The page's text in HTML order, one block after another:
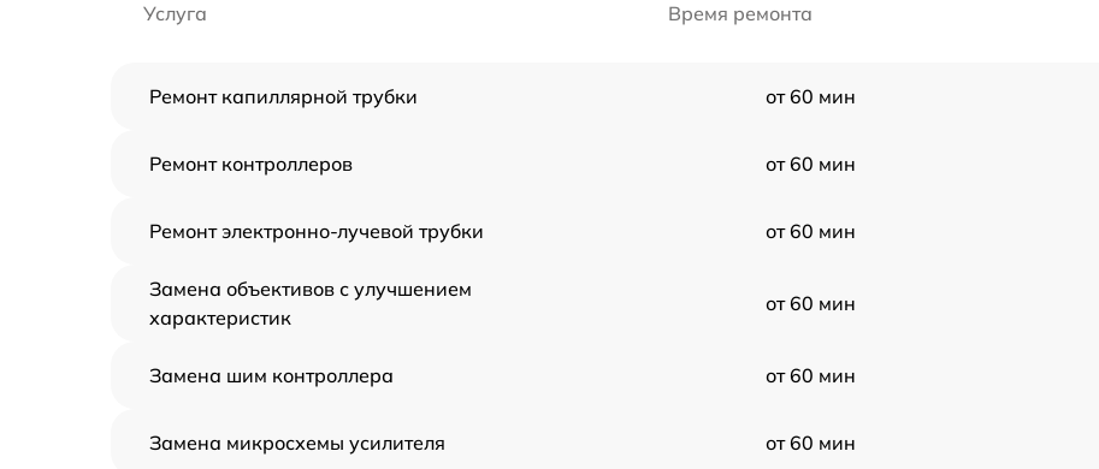
Услуга Время ремонта
Ремонт капиллярной трубки от 60 мин
Ремонт контроллеров от 60 мин
Ремонт электронно-лучевой трубки от 60 мин
Замена объективов с улучшением
характеристик
от 60 мин
Замена шим контроллера от 60 мин
Замена микросхемы усилителя от 60 мин